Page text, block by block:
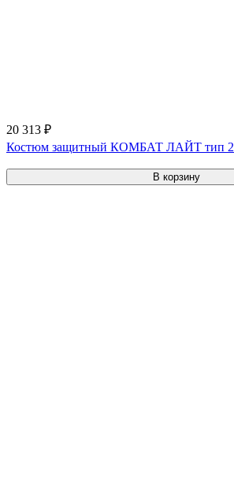
20 313 ₽
Костюм защитный КОМБАТ ЛАЙТ тип 2
В корзину